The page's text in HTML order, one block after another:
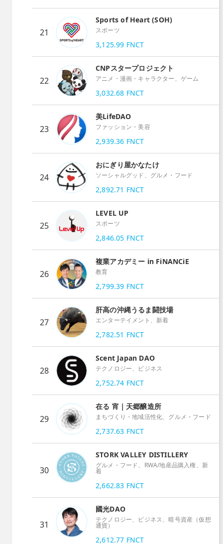
21
Sports of Heart (SOH)
スポーツ
3,125.99 FNCT
22
CNPスタープロジェクト
アニメ・漫画・キャラクター、ゲーム
3,032.68 FNCT
23
美LifeDAO
ファッション・美容
2,939.36 FNCT
24
おにぎり屋かなたけ
ソーシャルグッド、グルメ・フード
2,892.71 FNCT
25
LEVEL UP
スポーツ
2,846.05 FNCT
26
複業アカデミー in FiNANCiE
教育
2,799.39 FNCT
27
肝高の沖縄うるま闘技場
エンターテイメント、新着
2,782.51 FNCT
28
Scent Japan DAO
テクノロジー、ビジネス
2,752.74 FNCT
29
在る 宵｜天郷醸造所
まちづくり・地域活性化、グルメ・フード
2,737.63 FNCT
30
STORK VALLEY DISTILLERY
グルメ・フード、RWA/地産品購入権、新
着
2,662.83 FNCT
31
國光DAO
テクノロジー、ビジネス、暗号資産（仮想
通貨）
2,612.77 FNCT